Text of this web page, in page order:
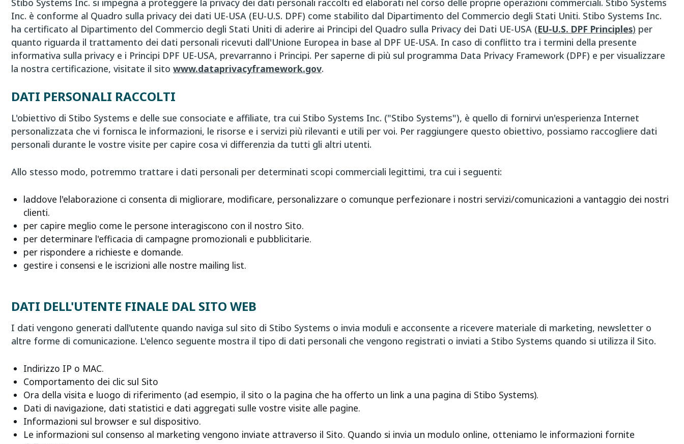
Stibo Systems Inc. si impegna a proteggere la privacy dei dati personali raccolti ed elaborati nel corso delle proprie operazioni commerciali. Stibo Systems
Inc. è conforme al Quadro sulla privacy dei dati UE-USA (EU-U.S. DPF) come stabilito dal Dipartimento del Commercio degli Stati Uniti. Stibo Systems Inc.
ha certificato al Dipartimento del Commercio degli Stati Uniti di aderire ai Principi del Quadro sulla Privacy dei Dati UE-USA (EU-U.S. DPF Principles) per
quanto riguarda il trattamento dei dati personali ricevuti dall'Unione Europea in base al DPF UE-USA. In caso di conflitto tra i termini della presente
informativa sulla privacy e i Principi DPF UE-USA, prevarranno i Principi. Per saperne di più sul programma Data Privacy Framework (DPF) e per visualizzare
la nostra certificazione, visitate il sito www.dataprivacyframework.gov.
DATI PERSONALI RACCOLTI
L'obiettivo di Stibo Systems e delle sue consociate e affiliate, tra cui Stibo Systems Inc. ("Stibo Systems"), è quello di fornirvi un'esperienza Internet
personalizzata che vi fornisca le informazioni, le risorse e i servizi più rilevanti e utili per voi. Per raggiungere questo obiettivo, possiamo raccogliere dati
personali durante le vostre visite per capire cosa vi differenzia da tutti gli altri utenti.
Allo stesso modo, potremmo trattare i dati personali per determinati scopi commerciali legittimi, tra cui i seguenti:
laddove l'elaborazione ci consenta di migliorare, modificare, personalizzare o comunque perfezionare i nostri servizi/comunicazioni a vantaggio dei nostri
clienti.
per capire meglio come le persone interagiscono con il nostro Sito.
per determinare l'efficacia di campagne promozionali e pubblicitarie.
per rispondere a richieste e domande.
gestire i consensi e le iscrizioni alle nostre mailing list.
DATI DELL'UTENTE FINALE DAL SITO WEB
I dati vengono generati dall'utente quando naviga sul sito di Stibo Systems o invia moduli e acconsente a ricevere materiale di marketing, newsletter o
altre forme di comunicazione. L'elenco seguente mostra il tipo di dati personali che vengono registrati o inviati a Stibo Systems quando si utilizza il Sito.
Indirizzo IP o MAC.
Comportamento dei clic sul Sito
Ora della visita e luogo di riferimento (ad esempio, il sito o la pagina che ha offerto un link a una pagina di Stibo Systems).
Dati di navigazione, dati statistici e dati aggregati sulle vostre visite alle pagine.
Informazioni sul browser e sul dispositivo.
Le informazioni sul consenso al marketing vengono inviate attraverso il Sito. Quando si invia un modulo online, otteniamo le informazioni fornite